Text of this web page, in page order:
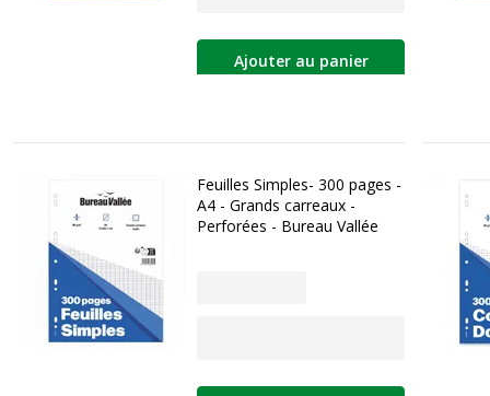
Ajouter au panier
Feuilles Simples- 300 pages -
A4 - Grands carreaux -
Perforées - Bureau Vallée